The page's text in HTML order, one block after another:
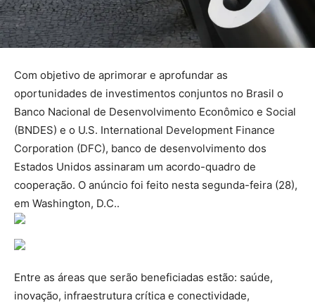
Com objetivo de aprimorar e aprofundar as
oportunidades de investimentos conjuntos no Brasil o
Banco Nacional de Desenvolvimento Econômico e Social
(BNDES) e o U.S. International Development Finance
Corporation (DFC), banco de desenvolvimento dos
Estados Unidos assinaram um acordo-quadro de
cooperação. O anúncio foi feito nesta segunda-feira (28),
em Washington, D.C..
Entre as áreas que serão beneficiadas estão: saúde,
inovação, infraestrutura crítica e conectividade,